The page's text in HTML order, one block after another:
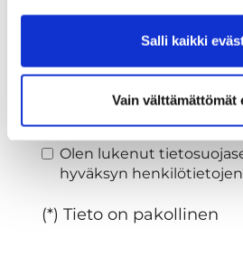
Salli kaikki
Vain välttämättömät
Haluan tilata Tarina Golf
Olen lukenut
hyväksyn
(*) Tieto on pakollinen